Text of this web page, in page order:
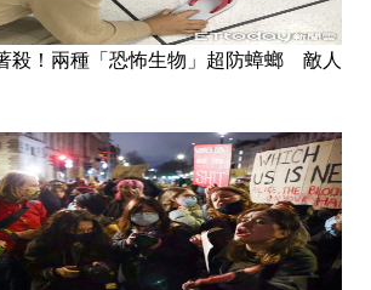
殺！兩種「恐怖生物」超防蟑螂 敵人